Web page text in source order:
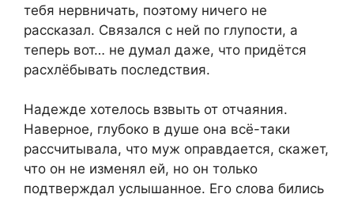
тебя нервничать, поэтому ничего не
рассказал. Связался с ней по глупости, а
теперь вот… не думал даже, что придётся
расхлёбывать последствия.
Надежде хотелось взвыть от отчаяния.
Наверное, глубоко в душе она всё-таки
рассчитывала, что муж оправдается, скажет,
что он не изменял ей, но он только
подтверждал услышанное. Его слова бились